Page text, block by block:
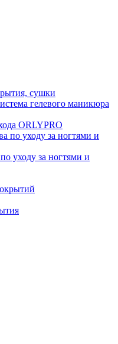
сушки
гелевого маникюра
ORLYPRO
уходу за ногтями и